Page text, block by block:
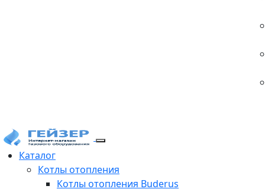
Каталог
Котлы отопления
Котлы отопления Buderus